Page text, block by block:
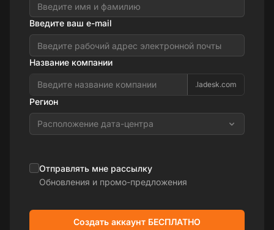
Введите ваш e-mail
Название компании
.ladesk.com
Регион
Расположение дата-центра
Отправлять мне рассылку
Обновления и промо-предложения
Создать аккаунт БЕСПЛАТНО